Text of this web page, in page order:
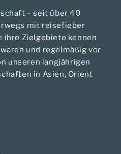
– seit über 40
mit reisefieber
ihre Zielgebiete kennen
und regelmäßig vor
unseren langjährigen
in Asien, Orient